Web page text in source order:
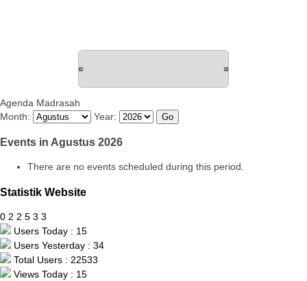
Agenda Madrasah
Month:
Year:
Events in Agustus 2026
There are no events scheduled during this period.
Statistik Website
0 2 2 5 3 3
Users Today : 15
Users Yesterday : 34
Total Users : 22533
Views Today : 15